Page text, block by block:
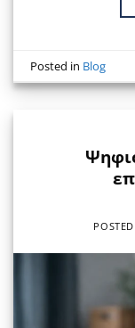
Posted in Blog